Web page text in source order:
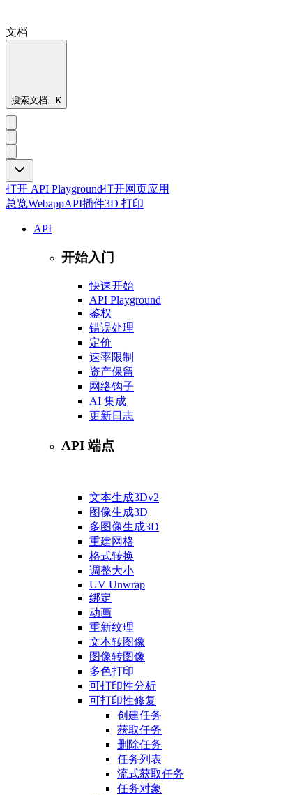
文档
搜索文档...K
打开 API Playground打开网页应用
总览WebappAPI插件3D 打印
API
开始入门
快速开始
API Playground
鉴权
错误处理
定价
速率限制
资产保留
网络钩子
AI 集成
更新日志
API 端点
文本生成3Dv2
图像生成3D
多图像生成3D
重建网格
格式转换
调整大小
UV Unwrap
绑定
动画
重新纹理
文本转图像
图像转图像
多色打印
可打印性分析
可打印性修复
创建任务
获取任务
删除任务
任务列表
流式获取任务
任务对象